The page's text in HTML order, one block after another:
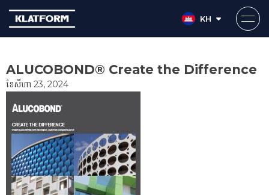
content
KH
ALUCOBOND® Create the Difference
ខែ​សីហា 23, 2024